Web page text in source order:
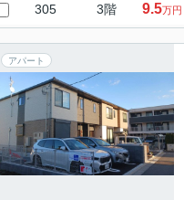
305 3階 9.5万円
アパート